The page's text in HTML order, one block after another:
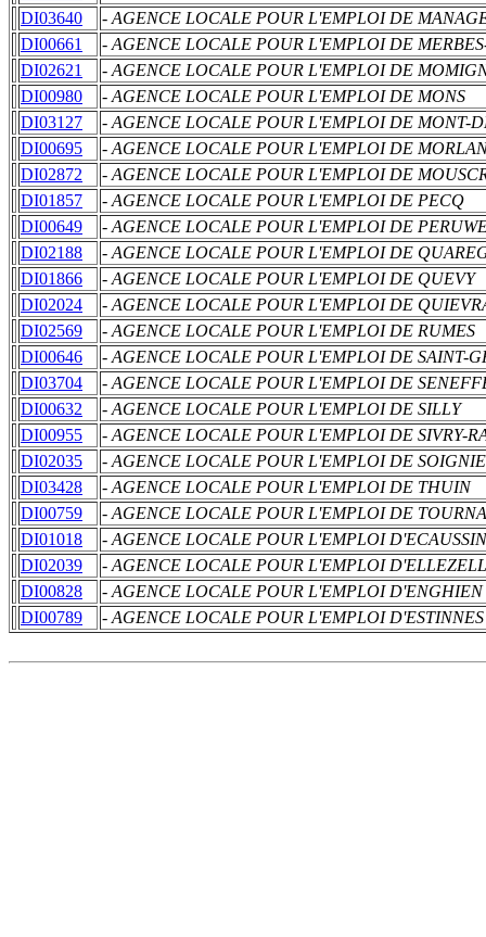
DI03640
- AGENCE LOCALE POUR L'EMPLOI DE
DI00661
- AGENCE LOCALE POUR L'EMPLOI DE
DI02621
- AGENCE LOCALE POUR L'EMPLOI DE
DI00980
- AGENCE LOCALE POUR L'EMPLOI DE MONS
DI03127
- AGENCE LOCALE POUR L'EMPLOI DE MONT-
DI00695
- AGENCE LOCALE POUR L'EMPLOI DE
DI02872
- AGENCE LOCALE POUR L'EMPLOI DE
DI01857
- AGENCE LOCALE POUR L'EMPLOI DE PECQ
DI00649
- AGENCE LOCALE POUR L'EMPLOI DE
DI02188
- AGENCE LOCALE POUR L'EMPLOI DE
DI01866
- AGENCE LOCALE POUR L'EMPLOI DE QUEVY
DI02024
- AGENCE LOCALE POUR L'EMPLOI DE
DI02569
- AGENCE LOCALE POUR L'EMPLOI DE RUMES
DI00646
- AGENCE LOCALE POUR L'EMPLOI DE SAINT-
DI03704
- AGENCE LOCALE POUR L'EMPLOI DE
DI00632
- AGENCE LOCALE POUR L'EMPLOI DE SILLY
DI00955
- AGENCE LOCALE POUR L'EMPLOI DE SIVRY-
DI02035
- AGENCE LOCALE POUR L'EMPLOI DE
DI03428
- AGENCE LOCALE POUR L'EMPLOI DE THUIN
DI00759
- AGENCE LOCALE POUR L'EMPLOI DE
DI01018
- AGENCE LOCALE POUR L'EMPLOI
DI02039
- AGENCE LOCALE POUR L'EMPLOI
DI00828
- AGENCE LOCALE POUR L'EMPLOI D'ENGHIEN
DI00789
- AGENCE LOCALE POUR L'EMPLOI D'ESTINNES